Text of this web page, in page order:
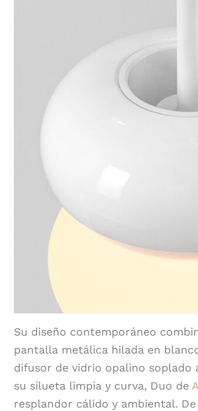
Su diseño contemporáneo
pantalla metálica hilada en
difusor de vidrio opalino soplado
su silueta limpia y curva, Duo de
resplandor cálido y ambiental.